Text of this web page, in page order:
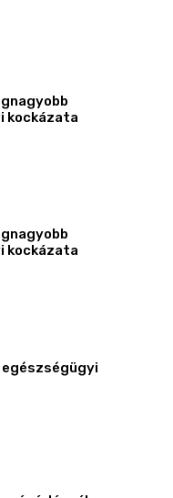
kockázata
kockázata
egészségügyi